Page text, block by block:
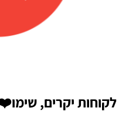
לקוחות יקרים, שימו